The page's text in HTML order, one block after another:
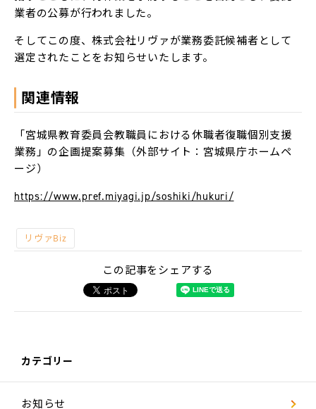
く
チ
レ
ン
ジ
L-
BASE
お
知
ら
の
へ
情
代
表
メ
セ
業者の公募が行われました。
そしてこの度、株式会社リヴァが業務委託候補者として
選定されたことをお知らせいたします。
関連情報
「宮城県教育委員会教職員における休職者復職個別支援
業務」の企画提案募集（外部サイト：宮城県庁ホームペ
ージ）
https://www.pref.miyagi.jp/soshiki/hukuri/
リヴァBiz
この記事をシェアする
カテゴリー
お知らせ